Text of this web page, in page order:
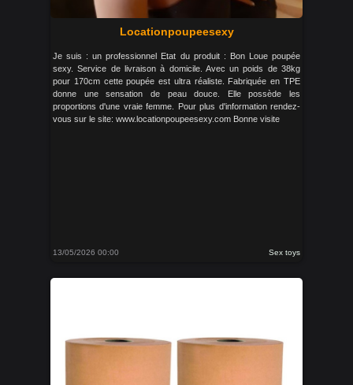
Locationpoupeesexy
Je suis : un professionnel Etat du produit : Bon Loue poupée
sexy. Service de livraison à domicile. Avec un poids de 38kg
pour 170cm cette poupée est ultra réaliste. Fabriquée en TPE
donne une sensation de peau douce. Elle possède les
proportions d'une vraie femme. Pour plus d'information rendez-
vous sur le site: www.locationpoupeesexy.com Bonne visite
13/05/2026 00:00 Sex toys